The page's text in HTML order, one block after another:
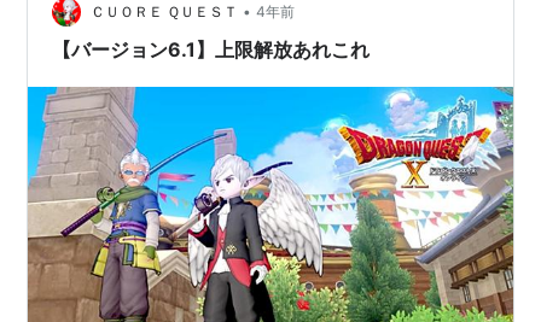
ップ１こ ☆レベル３５になった ↳虹のフェザーチップ２
こ 不思議…
ＣＵＯＲＥ ＱＵＥＳＴ • 4年前
【バージョン6.1】上限解放あれこれ